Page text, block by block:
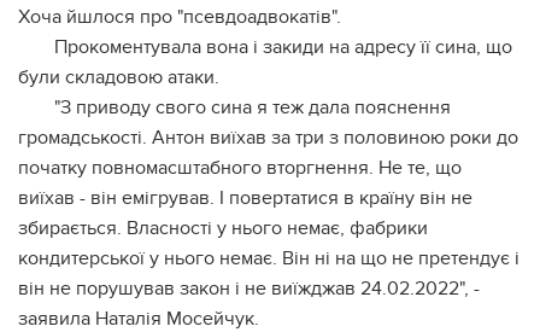
Хоча йшлося про "псевдоадвокатів".
Прокоментувала вона і закиди на адресу її сина, що
були складовою атаки.
"З приводу свого сина я теж дала пояснення
громадськості. Антон виїхав за три з половиною роки до
початку повномасштабного вторгнення. Не те, що
виїхав - він емігрував. І повертатися в країну він не
збирається. Власності у нього немає, фабрики
кондитерської у нього немає. Він ні на що не претендує і
він не порушував закон і не виїжджав 24.02.2022", -
заявила Наталія Мосейчук.